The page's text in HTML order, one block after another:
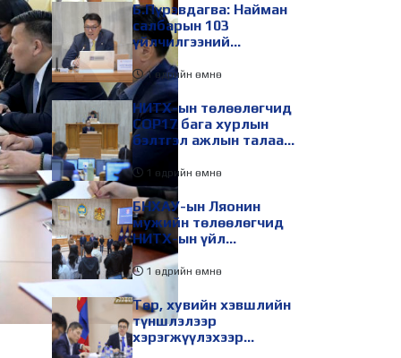
Б.Пүрэвдагва: Найман
салбарын 103
үйлчилгээний
бүртгэлийг цуцалснаар
бизнес эрхлэхэд
таатай нөхцөл бүрдэнэ
1 өдрийн өмнө
НИТХ-ын төлөөлөгчид
COP17 бага хурлын
бэлтгэл ажлын талаар
1 өдрийн өмнө
БНХАУ-ын Ляонин
мужийн төлөөлөгчид
НИТХ-ын үйл
ажиллагаатай
танилцлаа
1 өдрийн өмнө
Төр, хувийн хэвшлийн
түншлэлээр
хэрэгжүүлэхээр